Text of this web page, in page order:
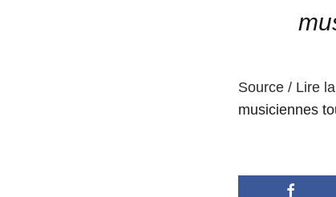
Source / Lire
musiciennes